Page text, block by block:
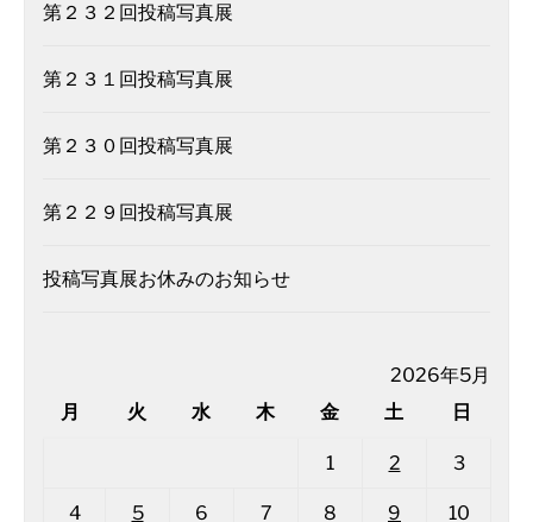
第２３２回投稿写真展
第２３１回投稿写真展
第２３０回投稿写真展
第２２９回投稿写真展
投稿写真展お休みのお知らせ
2026年5月
月
火 水 木 金 土 日
1 2 3
4 5 6 7 8 9 10